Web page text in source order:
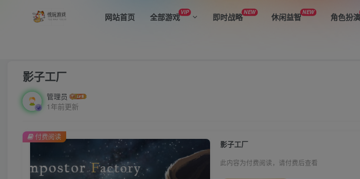
网站首页 全部游戏VIP 即时战略NEW 休闲益智NEW 角色扮演
影子工厂
管理员
1年前更新
影子工厂
此内容为付费阅读，请付费后查看
付费阅读